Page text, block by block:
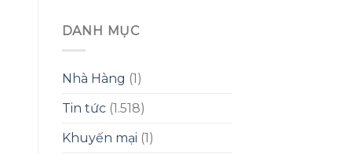
DANH MỤC
Nhà Hàng (1)
Tin tức(1.518)
Khuyến mại (1)